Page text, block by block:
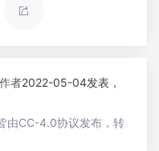
者2022-05-04发表，
由CC-4.0协议发布，转